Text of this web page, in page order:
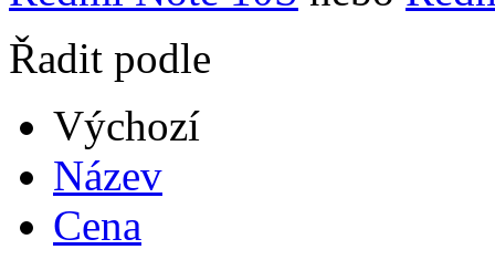
Řadit podle
Výchozí
Název
Cena